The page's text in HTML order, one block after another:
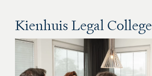
Kienhuis Legal College